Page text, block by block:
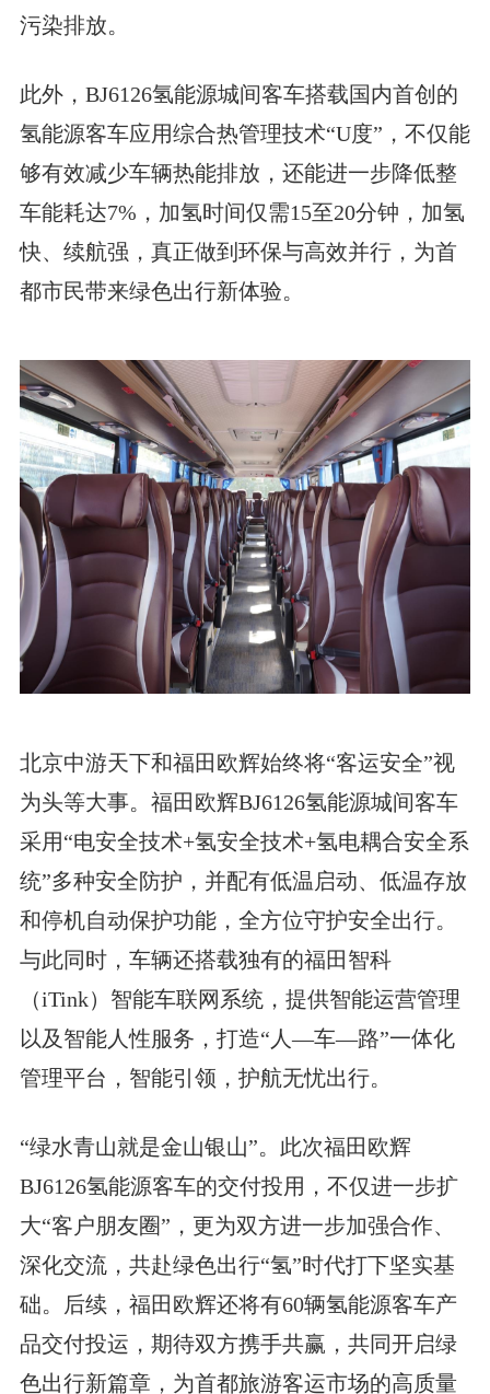
污染排放。
此外，BJ6126氢能源城间客车搭载国内首创的
氢能源客车应用综合热管理技术“U度”，不仅能
够有效减少车辆热能排放，还能进一步降低整
车能耗达7%，加氢时间仅需15至20分钟，加氢
快、续航强，真正做到环保与高效并行，为首
都市民带来绿色出行新体验。
北京中游天下和福田欧辉始终将“客运安全”视
为头等大事。福田欧辉BJ6126氢能源城间客车
采用“电安全技术+氢安全技术+氢电耦合安全系
统”多种安全防护，并配有低温启动、低温存放
和停机自动保护功能，全方位守护安全出行。
与此同时，车辆还搭载独有的福田智科
（iTink）智能车联网系统，提供智能运营管理
以及智能人性服务，打造“人—车—路”一体化
管理平台，智能引领，护航无忧出行。
“绿水青山就是金山银山”。此次福田欧辉
BJ6126氢能源客车的交付投用，不仅进一步扩
大“客户朋友圈”，更为双方进一步加强合作、
深化交流，共赴绿色出行“氢”时代打下坚实基
础。后续，福田欧辉还将有60辆氢能源客车产
品交付投运，期待双方携手共赢，共同开启绿
色出行新篇章，为首都旅游客运市场的高质量